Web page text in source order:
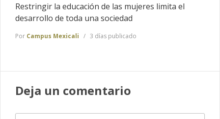
Restringir la educación de las mujeres limita el
desarrollo de toda una sociedad
Por Campus Mexicali 3 días publicado
Deja un comentario